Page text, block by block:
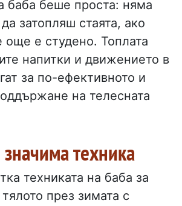
баба беше проста: няма
затопляш стаята, ако
още е студено. Топлата
напитки и движението в
за по-ефективното и
на телесната
техника
техниката на баба за
през зимата с